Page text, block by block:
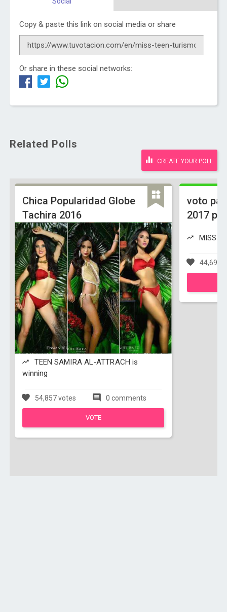
Copy & paste this link on social media or share
Or share in these social networks:
Related Polls
CREATE YOUR POLL
Chica Popularidad Globe
Tachira 2016
TEEN SAMIRA AL-ATTRACH is
winning
54,857 votes 0 comments
VOTE
voto
2017 por
MISS
44,698